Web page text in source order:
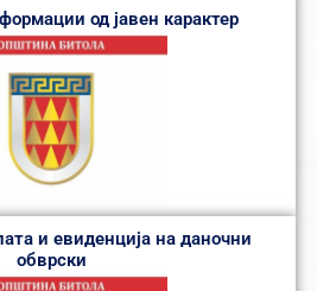
од јавен карактер
и евиденција на даночни
обврски